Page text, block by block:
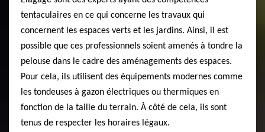
tentaculaires en ce qui concerne les travaux qui
concernent les espaces verts et les jardins. Ainsi, il est
possible que ces professionnels soient amenés à tondre la
pelouse dans le cadre des aménagements des espaces.
Pour cela, ils utilisent des équipements modernes comme
les tondeuses à gazon électriques ou thermiques en
fonction de la taille du terrain. À côté de cela, ils sont
tenus de respecter les horaires légaux.